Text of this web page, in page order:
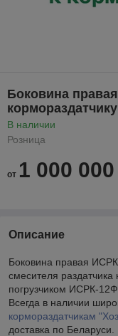
Боковина
В наличии
Розница
от 1 000
Описание
Боковина правая
смесителя
погрузчиком ИСРК-
Всегда в наличии
кормораздатчикам
доставка по Беларуси.